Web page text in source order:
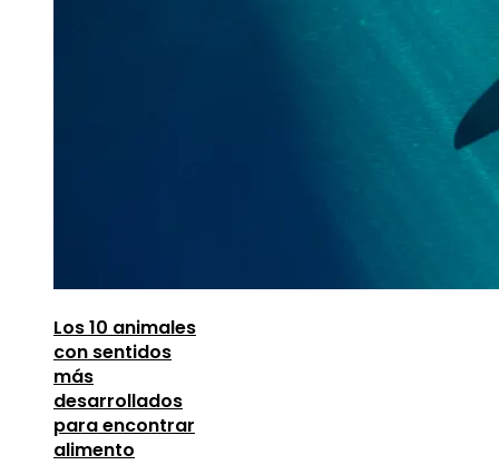
Los 10 animales
con sentidos
más
desarrollados
para encontrar
alimento